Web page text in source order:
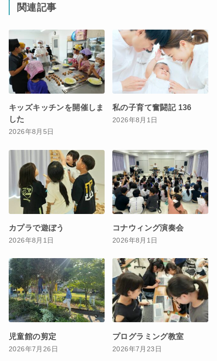
関連記事
キッズキッチンを開催しま
した
2026年8月5日
私の子育て奮闘記 136
2026年8月1日
カプラで遊ぼう
2026年8月1日
コナウィング演奏会
2026年8月1日
児童館の剪定
2026年7月26日
プログラミング教室
2026年7月23日